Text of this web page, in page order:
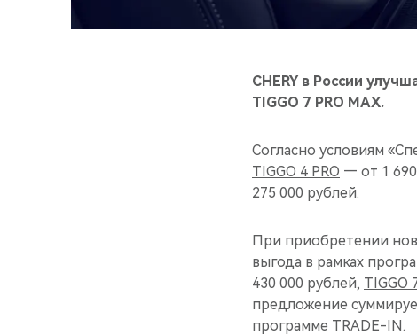
CHERY в России
TIGGO 7 PRO MAX.
Согласно условиям
TIGGO 4 PRO — от 1
275 000 рублей.
При приобретении
выгода в рамках
430 000 рублей, TIGGO
предложение
программе TRADE-IN.